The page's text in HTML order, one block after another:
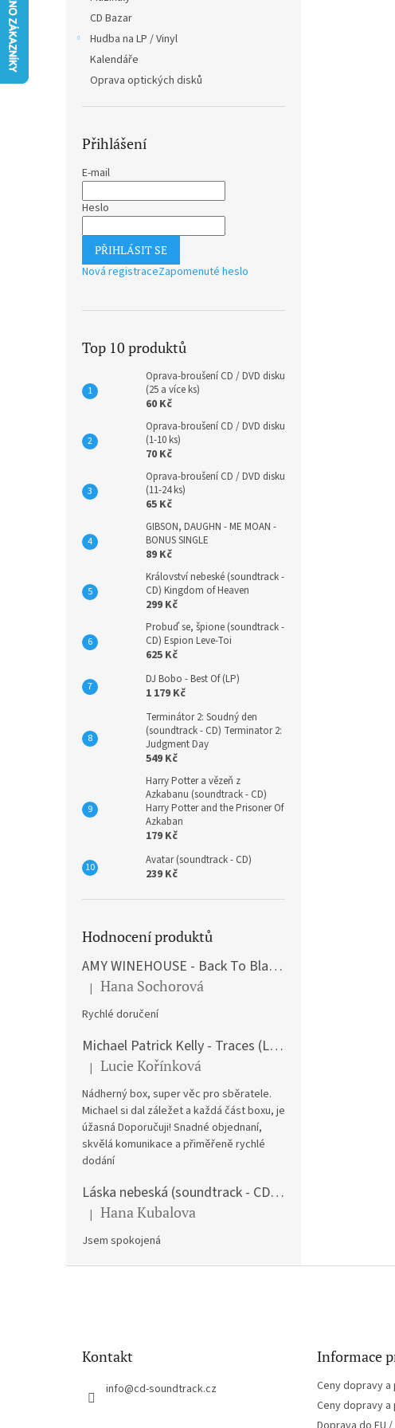
CD Bazar
Hudba na LP / Vinyl
Kalendáře
Oprava optických disků
Přihlášení
E-mail
Heslo
PŘIHLÁSIT SE
Nová registraceZapomenuté heslo
Top 10 produktů
Oprava-broušení CD / DVD disku
(25 a více ks)
60 Kč
Oprava-broušení CD / DVD disku
(1-10 ks)
70 Kč
Oprava-broušení CD / DVD disku
(11-24 ks)
65 Kč
GIBSON, DAUGHN - ME MOAN -
BONUS SINGLE
89 Kč
Království nebeské (soundtrack -
CD) Kingdom of Heaven
299 Kč
Probuď se, špione (soundtrack -
CD) Espion Leve-Toi
625 Kč
DJ Bobo - Best Of (LP)
1 179 Kč
Terminátor 2: Soudný den
(soundtrack - CD) Terminator 2:
Judgment Day
549 Kč
Harry Potter a vězeň z
Azkabanu (soundtrack - CD)
Harry Potter and the Prisoner Of
Azkaban
179 Kč
Avatar (soundtrack - CD)
239 Kč
Hodnocení produktů
AMY WINEHOUSE - Back To Black (LP)
Hodnocení produktu je 5 z 5 hvězdiček.
| Hana Sochorová
Rychlé doručení
Michael Patrick Kelly - Traces (Limited Edition) (Premium Box-Set) (LP)
Hodnocení produktu je 5 z 5 hvězdiček.
| Lucie Kořínková
Nádherný box, super věc pro sběratele.
Michael si dal záležet a každá část boxu, je
úžasná Doporučuji! Snadné objednaní,
skvělá komunikace a přiměřeně rychlé
dodání
Láska nebeská (soundtrack - CD) Love Actually
Hodnocení produktu je 5 z 5 hvězdiček.
| Hana Kubalova
Jsem spokojená
Kontakt
info@cd-soundtrack.cz
Informace
Ceny dopravy a
Ceny dopravy a